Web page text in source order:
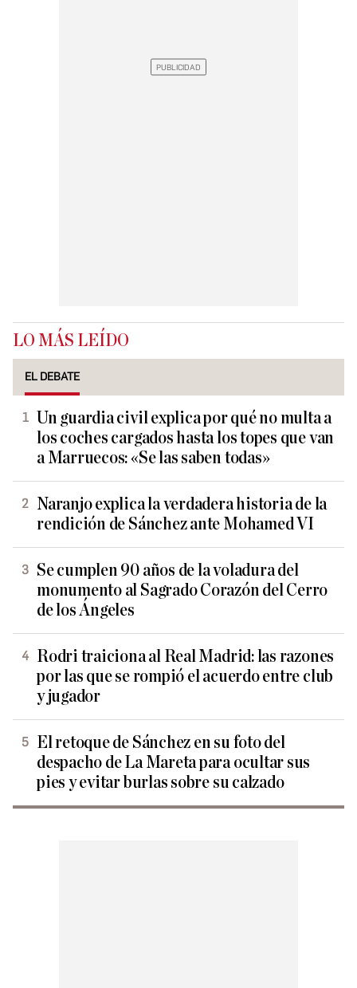
LO MÁS LEÍDO
EL DEBATE
Un guardia civil explica por qué no multa a
los coches cargados hasta los topes que van
a Marruecos: «Se las saben todas»
Naranjo explica la verdadera historia de la
rendición de Sánchez ante Mohamed VI
Se cumplen 90 años de la voladura del
monumento al Sagrado Corazón del Cerro
de los Ángeles
Rodri traiciona al Real Madrid: las razones
por las que se rompió el acuerdo entre club
y jugador
El retoque de Sánchez en su foto del
despacho de La Mareta para ocultar sus
pies y evitar burlas sobre su calzado